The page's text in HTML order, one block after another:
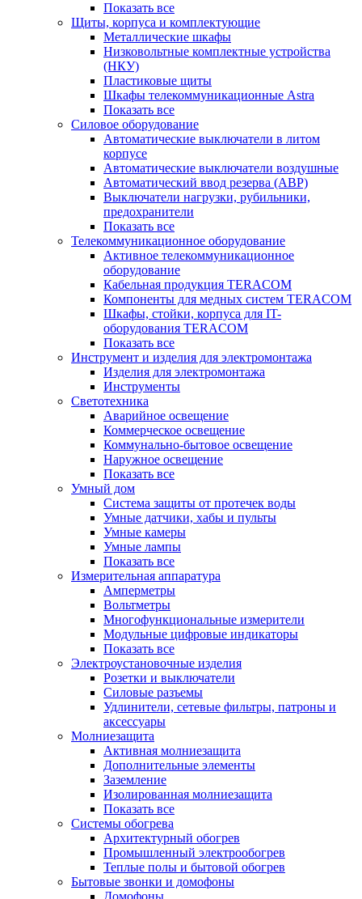
Показать все
Щиты, корпуса и комплектующие
Металлические шкафы
Низковольтные комплектные устройства
(НКУ)
Пластиковые щиты
Шкафы телекоммуникационные Astra
Показать все
Силовое оборудование
Автоматические выключатели в литом
корпусе
Автоматические выключатели воздушные
Автоматический ввод резерва (АВР)
Выключатели нагрузки, рубильники,
предохранители
Показать все
Телекоммуникационное оборудование
Активное телекоммуникационное
оборудование
Кабельная продукция TERACOM
Компоненты для медных систем TERACOM
Шкафы, стойки, корпуса для IT-
оборудования TERACOM
Показать все
Инструмент и изделия для электромонтажа
Изделия для электромонтажа
Инструменты
Светотехника
Аварийное освещение
Коммерческое освещение
Коммунально-бытовое освещение
Наружное освещение
Показать все
Умный дом
Система защиты от протечек воды
Умные датчики, хабы и пульты
Умные камеры
Умные лампы
Показать все
Измерительная аппаратура
Амперметры
Вольтметры
Многофункциональные измерители
Модульные цифровые индикаторы
Показать все
Электроустановочные изделия
Розетки и выключатели
Силовые разъемы
Удлинители, сетевые фильтры, патроны и
аксессуары
Молниезащита
Активная молниезащита
Дополнительные элементы
Заземление
Изолированная молниезащита
Показать все
Системы обогрева
Архитектурный обогрев
Промышленный электрообогрев
Теплые полы и бытовой обогрев
Бытовые звонки и домофоны
Домофоны